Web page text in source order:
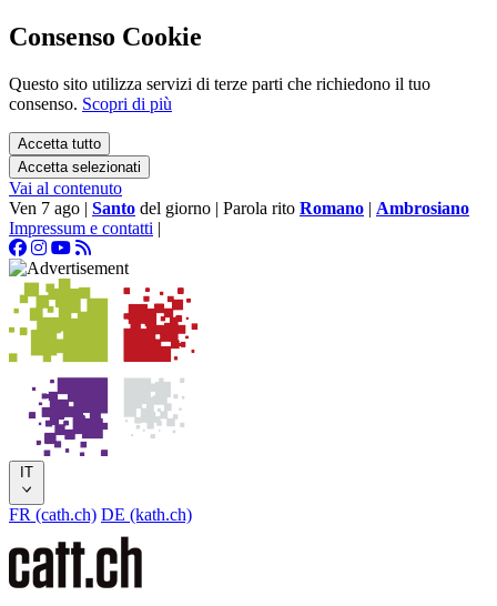
Consenso Cookie
Questo sito utilizza servizi di terze parti che richiedono il tuo
consenso. Scopri di più
Accetta tutto
Accetta selezionati
Vai al contenuto
Ven 7 ago | Santo del giorno | Parola rito Romano | Ambrosiano
Impressum e contatti |
IT
FR (cath.ch) DE (kath.ch)